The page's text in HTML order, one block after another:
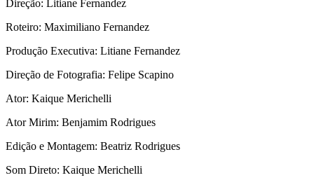
Direção: Litiane Fernandez
Roteiro: Maximiliano Fernandez
Produção Executiva: Litiane Fernandez
Direção de Fotografia: Felipe Scapino
Ator: Kaique Merichelli
Ator Mirim: Benjamim Rodrigues
Edição e Montagem: Beatriz Rodrigues
Som Direto: Kaique Merichelli